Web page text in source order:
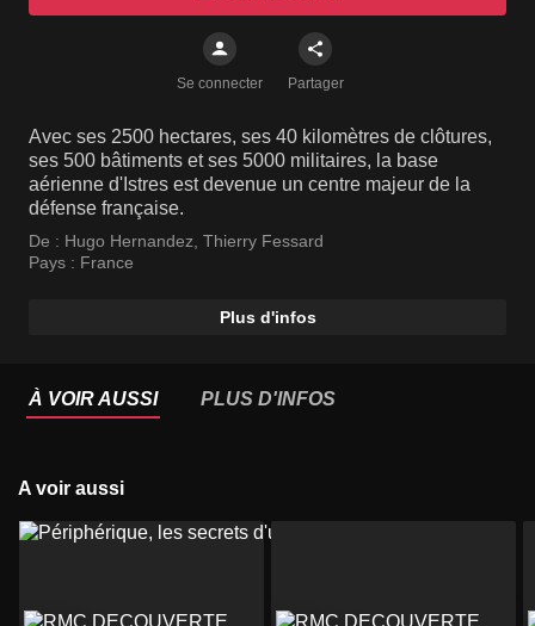
Se connecter Partager
Avec ses 2500 hectares, ses 40 kilomètres de clôtures,
ses 500 bâtiments et ses 5000 militaires, la base
aérienne d'Istres est devenue un centre majeur de la
défense française.
De : Hugo Hernandez Thierry Fessard
Pays : France
Plus d'infos
À VOIR AUSSI PLUS D'INFOS
A voir aussi